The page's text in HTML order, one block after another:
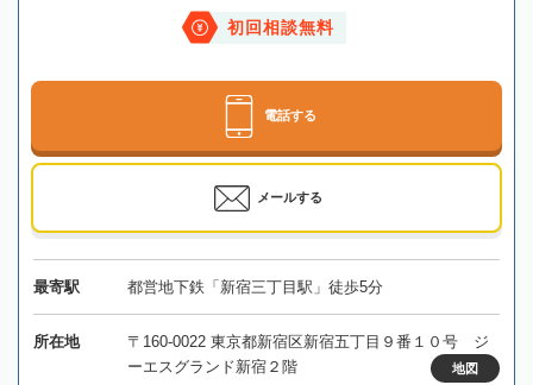
初回相談無料
電話する
メールする
最寄駅 都営地下鉄「新宿三丁目駅」徒歩5分
所在地
〒160-0022 東京都新宿区新宿五丁目９番１０号 ジ
ーエスグランド新宿２階
地図